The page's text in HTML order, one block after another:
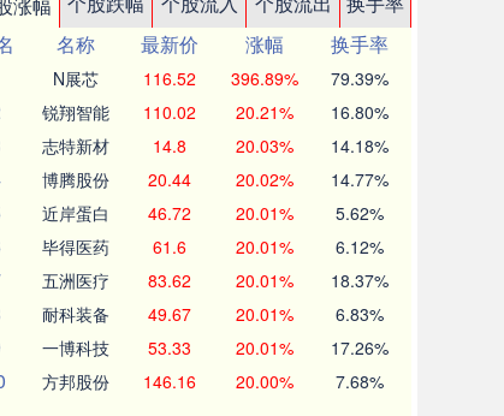
名称 最新价 涨幅
换手率
N展芯 116.52 396.89% 79.39%
锐翔智能 110.02 20.21% 16.80%
志特新材 14.8 20.03% 14.18%
博腾股份 20.44 20.02% 14.77%
近岸蛋白 46.72 20.01% 5.62%
毕得医药 61.6 20.01% 6.12%
五洲医疗 83.62 20.01% 18.37%
耐科装备 49.67 20.01% 6.83%
一博科技 53.33 20.01% 17.26%
方邦股份 146.16 20.00% 7.68%